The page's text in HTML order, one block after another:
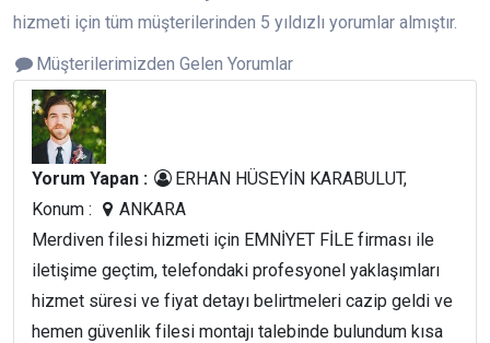
hizmeti için tüm müşterilerinden 5 yıldızlı yorumlar almıştır.
Müşterilerimizden Gelen Yorumlar
Yorum Yapan :
ERHAN HÜSEYİN KARABULUT,
Konum :
ANKARA
Merdiven filesi hizmeti için EMNİYET FİLE firması ile
iletişime geçtim, telefondaki profesyonel yaklaşımları
hizmet süresi ve fiyat detayı belirtmeleri cazip geldi ve
hemen güvenlik filesi montajı talebinde bulundum kısa